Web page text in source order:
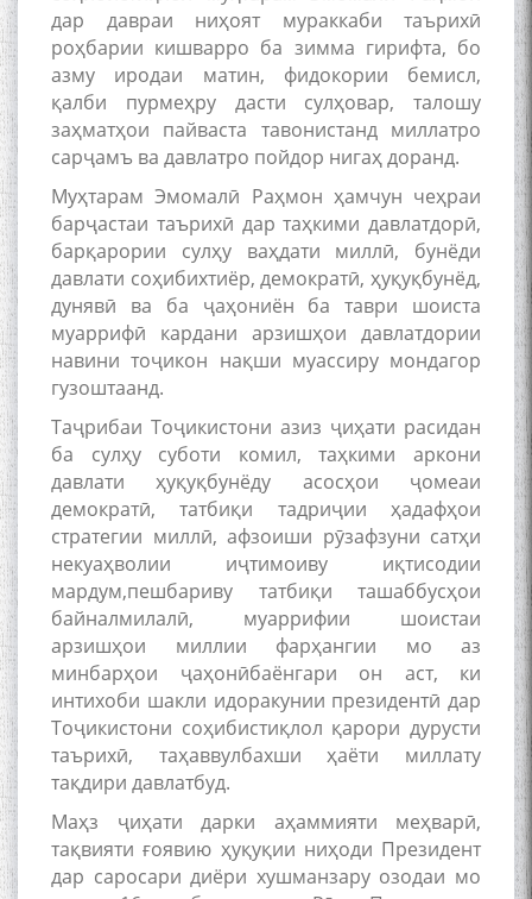
дар давраи ниҳоят мураккаби таърихӣ
роҳбарии кишварро ба зимма гирифта, бо
азму иродаи матин, фидокории бемисл,
қалби пурмеҳру дасти сулҳовар, талошу
заҳматҳои пайваста тавонистанд миллатро
сарҷамъ ва давлатро пойдор нигаҳ доранд.
Муҳтарам Эмомалӣ Раҳмон ҳамчун чеҳраи
барҷастаи таърихӣ дар таҳкими давлатдорӣ,
барқарории сулҳу ваҳдати миллӣ, бунёди
давлати соҳибихтиёр, демократӣ, ҳуқуқбунёд,
дунявӣ ва ба ҷаҳониён ба таври шоиста
муаррифӣ кардани арзишҳои давлатдории
навини тоҷикон нақши муассиру мондагор
гузоштаанд.
Таҷрибаи Тоҷикистони азиз ҷиҳати расидан
ба сулҳу суботи комил, таҳкими аркони
давлати ҳуқуқбунёду асосҳои ҷомеаи
демократӣ, татбиқи тадриҷии ҳадафҳои
стратегии миллӣ, афзоиши рӯзафзуни сатҳи
некуаҳволии иҷтимоиву иқтисодии
мардум,пешбариву татбиқи ташаббусҳои
байналмилалӣ, муаррифии шоистаи
арзишҳои миллии фарҳангии мо аз
минбарҳои ҷаҳонӣбаёнгари он аст, ки
интихоби шакли идоракунии президентӣ дар
Тоҷикистони соҳибистиқлол қарори дурусти
таърихӣ, таҳаввулбахши ҳаёти миллату
тақдири давлатбуд.
Маҳз ҷиҳати дарки аҳаммияти меҳварӣ,
тақвияти ғоявию ҳуқуқии ниҳоди Президент
дар саросари диёри хушманзару озодаи мо
Дар Академияи миллии
илмҳои Тоҷикистон бахшида
ба 100-солагии мунаққиду
адабиётшинос Соҳиб
Табаров ҳамоиши илмӣ-
назариявӣ баргузор гардид.
МАВЛОНО ҶАЛОЛИДДИНИ
БАЛХӢ БУЗУРГТАРИН
МУТАФАККИР ВА ОРИФИ
ЗАБОНУ АДАБИ ТОҶИК
به عبارت دیگر: گفتگو با مومن
قناعت Mumin Qanoat
Сухбати навқаламон бо
Муъмин Қаноат\Meeting of
young talents with Mumyin
Kanoat